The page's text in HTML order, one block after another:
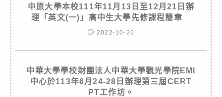
中原大學本校111年11月13日至12月21日辦
理「英文(一)」高中生大學先修課程簡章
2022-10-20
中華大學學校財團法人中華大學觀光學院EMI
中心於113年6月24-28日辦理第三屆CERT
PT工作坊。